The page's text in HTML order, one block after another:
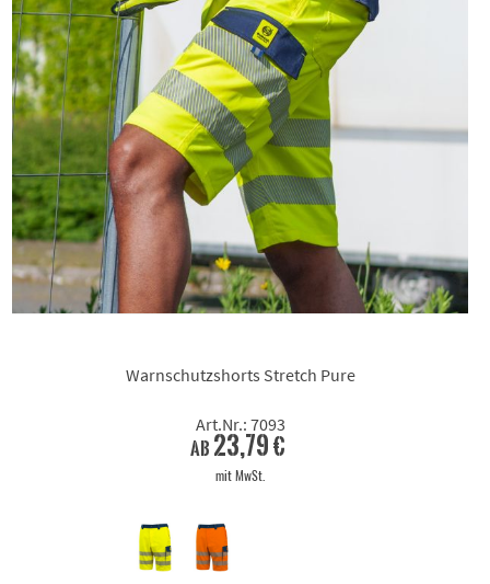
Warnschutzshorts Stretch Pure
Art.Nr.: 7093
ab 23,79 €
mit MwSt.